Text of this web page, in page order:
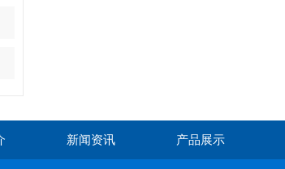
新闻资讯 产品展示